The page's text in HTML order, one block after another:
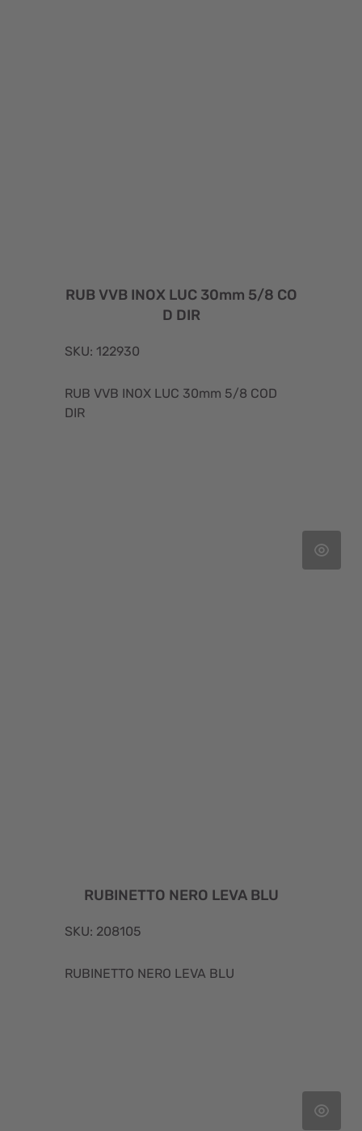
RUB VVB INOX LUC 30mm 5/8 CO
D DIR
SKU: 122930
RUB VVB INOX LUC 30mm 5/8 COD
DIR
RUBINETTO NERO LEVA BLU
SKU: 208105
RUBINETTO NERO LEVA BLU